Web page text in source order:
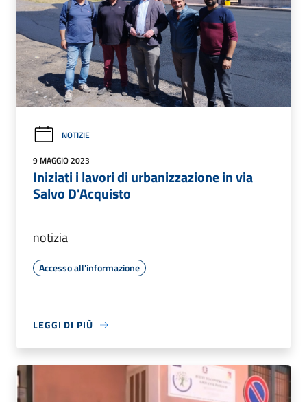
NOTIZIE
9 MAGGIO 2023
Iniziati i lavori di urbanizzazione in via
Salvo D'Acquisto
notizia
Accesso all'informazione
LEGGI DI PIÙ